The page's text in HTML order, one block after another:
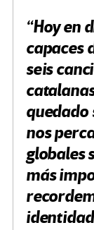
“Hoy en
capaces
seis
quedado
nos
globales
más